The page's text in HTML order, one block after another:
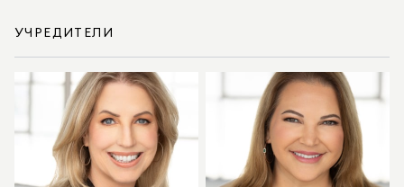
УЧРЕДИТЕЛИ